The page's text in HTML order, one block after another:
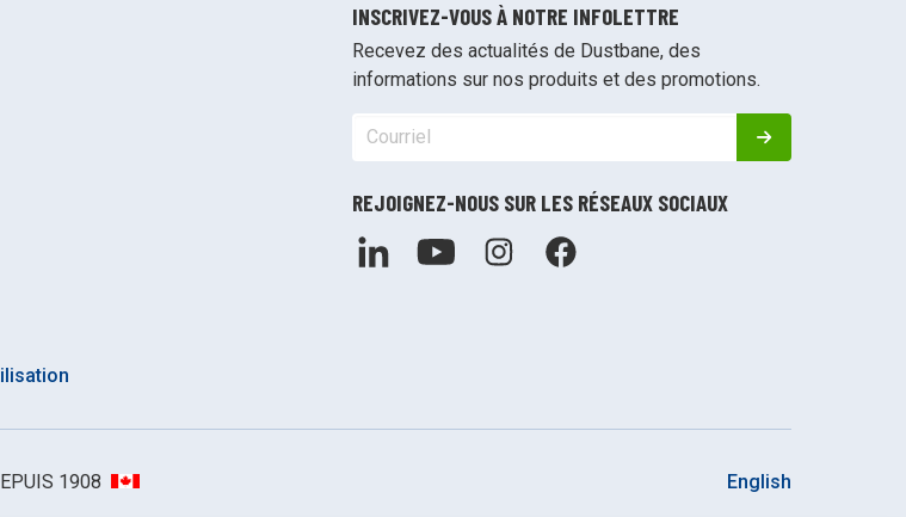
INSCRIVEZ-VOUS À NOTRE INFOLETTRE
Recevez des actualités de Dustbane, des
informations sur nos produits et des promotions.
REJOIGNEZ-NOUS SUR LES RÉSEAUX SOCIAUX
1908 English